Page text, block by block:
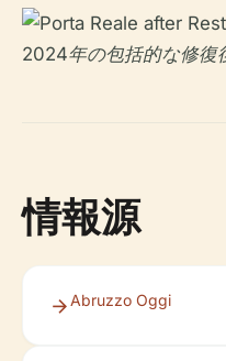
2024年の包括的な修復
情報源
Abruzzo Oggi